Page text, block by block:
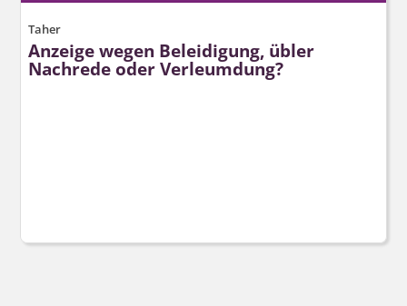
Taher
Anzeige wegen Beleidigung, übler
Nachrede oder Verleumdung?